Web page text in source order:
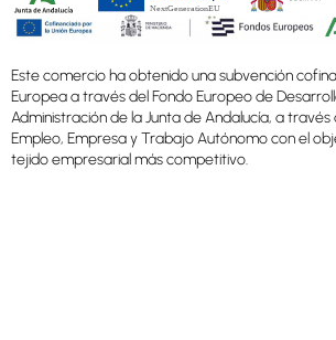
Este comercio ha obtenido una subvención
Europea a través del Fondo Europeo de
Administración de la Junta de Andalucía, a
Empleo, Empresa y Trabajo Autónomo con el
tejido empresarial más competitivo.